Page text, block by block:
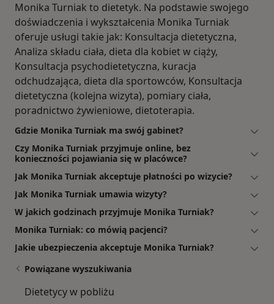
Monika Turniak to dietetyk. Na podstawie swojego
doświadczenia i wykształcenia Monika Turniak
oferuje usługi takie jak: Konsultacja dietetyczna,
Analiza składu ciała, dieta dla kobiet w ciąży,
Konsultacja psychodietetyczna, kuracja
odchudzająca, dieta dla sportowców, Konsultacja
dietetyczna (kolejna wizyta), pomiary ciała,
poradnictwo żywieniowe, dietoterapia.
Gdzie Monika Turniak ma swój gabinet?
Czy Monika Turniak przyjmuje online, bez
konieczności pojawiania się w placówce?
Jak Monika Turniak akceptuje płatności po wizycie?
Jak Monika Turniak umawia wizyty?
W jakich godzinach przyjmuje Monika Turniak?
Monika Turniak: co mówią pacjenci?
Jakie ubezpieczenia akceptuje Monika Turniak?
Powiązane wyszukiwania
Dietetycy w pobliżu